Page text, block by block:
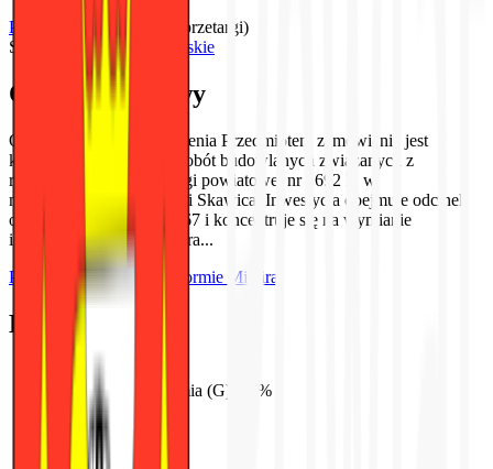
Powiat Suski ( 2 aktywne przetargi)
Sucha Beskidzka
Małopolskie
Opis szczegółowy
Opis Przedmiotu Zamówienia Przedmiotem zamówienia jest
kompleksowa realizacja robót budowlanych związanych z
rozbudową i budową drogi powiatowej nr 1692 K w
miejscowościach Zawoja i Skawica. Inwestycja obejmuje odcinek
od km 4+135 do km 4+267 i koncentruje się na wymianie
infrastruktury mostowej ora...
Przeczytaj całość na platformie Mimira
Kryteria oceny
Cena (C)
Gwarancja i rękojmia (G)
%